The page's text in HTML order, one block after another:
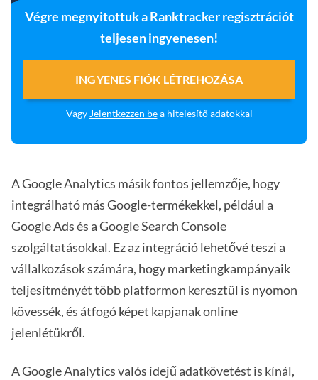
Végre megnyitottuk a Ranktracker regisztrációt
teljesen ingyenesen!
INGYENES FIÓK LÉTREHOZÁSA
Vagy Jelentkezzen bea hitelesítő adatokkal
A Google Analytics másik fontos jellemzője, hogy
integrálható más Google-termékekkel, például a
Google Ads és a Google Search Console
szolgáltatásokkal. Ez az integráció lehetővé teszi a
vállalkozások számára, hogy marketingkampányaik
teljesítményét több platformon keresztül is nyomon
kövessék, és átfogó képet kapjanak online
jelenlétükről.
A Google Analytics valós idejű adatkövetést is kínál,